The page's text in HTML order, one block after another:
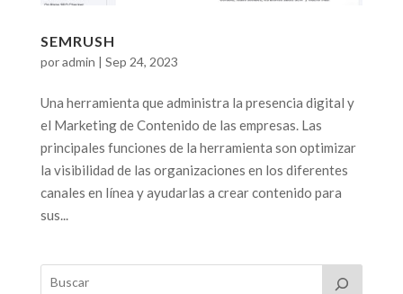
SEMRUSH
poradmin | Sep 24, 2023
Una herramienta que administra la presencia digital y
el Marketing de Contenido de las empresas. Las
principales funciones de la herramienta son optimizar
la visibilidad de las organizaciones en los diferentes
canales en línea y ayudarlas a crear contenido para
sus...